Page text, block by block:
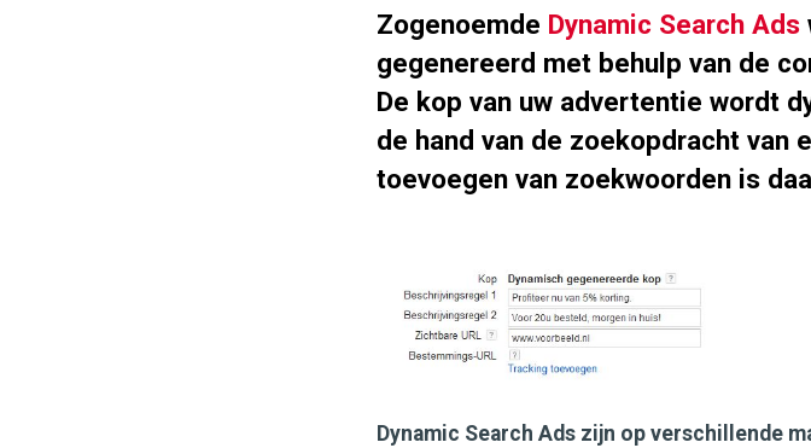
Zogenoemde Dynamic Search Ads
gegenereerd met behulp van de
De kop van uw advertentie wordt
de hand van de zoekopdracht van
toevoegen van zoekwoorden is
Dynamic Search Ads zijn op verschillende